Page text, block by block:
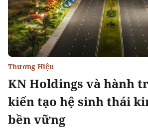
KN Holdings và hành
kiến tạo hệ sinh thái
bền vững
Thương Hiệu